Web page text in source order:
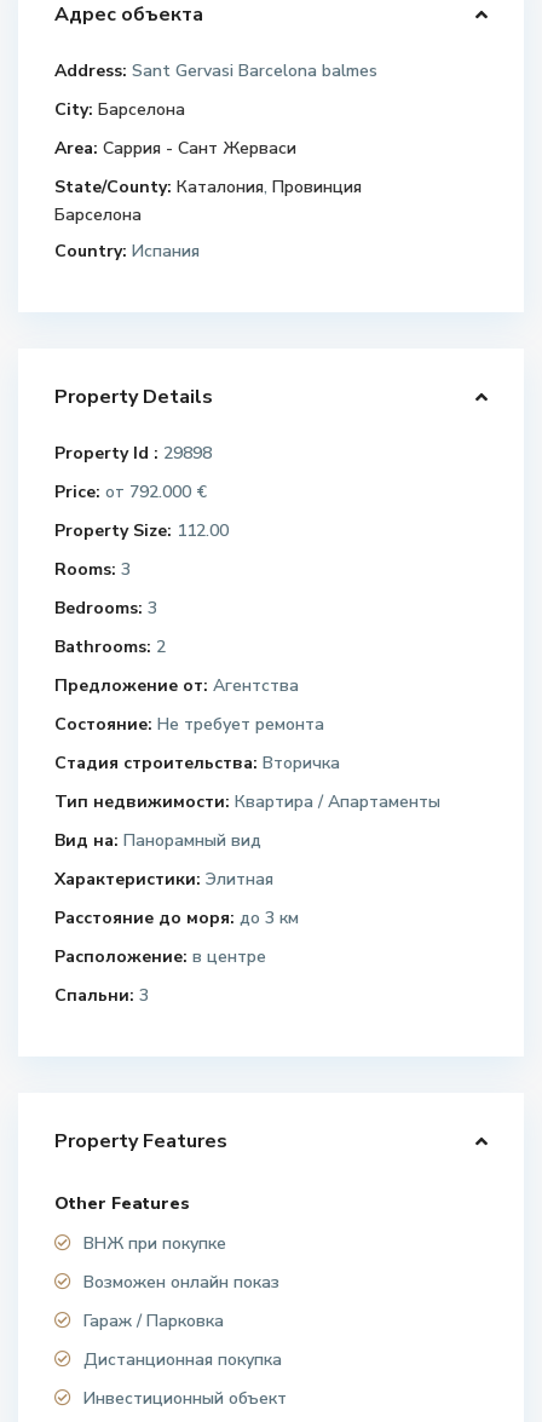
Адрес объекта
Address: Sant Gervasi Barcelona balmes
City: Барселона
Area: Саррия - Сант Жерваси
State/County: Каталония,Провинция
Барселона
Country: Испания
Property Details
Property Id : 29898
Price: от 792.000 €
Property Size: 112.00
Rooms: 3
Bedrooms: 3
Bathrooms: 2
Предложение от: Агентства
Состояние: Не требует ремонта
Стадия строительства: Вторичка
Тип недвижимости: Квартира / Апартаменты
Вид на: Панорамный вид
Характеристики: Элитная
Расстояние до моря: до 3 км
Расположение: в центре
Спальни: 3
Property Features
Other Features
ВНЖ при покупке
Возможен онлайн показ
Гараж / Парковка
Дистанционная покупка
Инвестиционный объект